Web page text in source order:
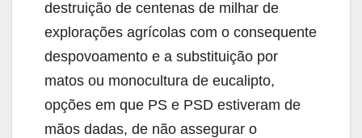
destruição de centenas de milhar de
explorações agrícolas com o consequente
despovoamento e a substituição por
matos ou monocultura de eucalipto,
opções em que PS e PSD estiveram de
mãos dadas, de não assegurar o